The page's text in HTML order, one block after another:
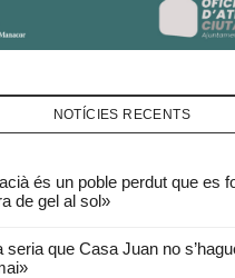
NOTÍCIES RECENTS
és un poble perdut que es
de gel al sol»
seria que Casa Juan no